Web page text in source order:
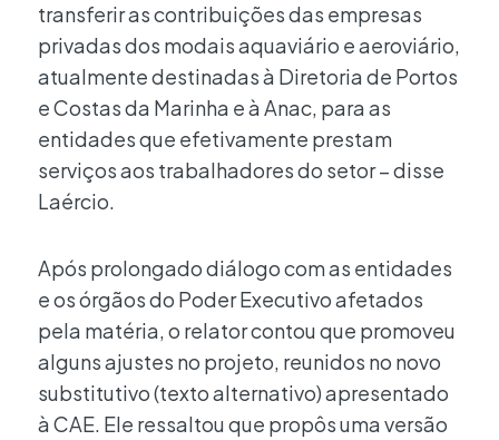
transferir as contribuições das empresas
privadas dos modais aquaviário e aeroviário,
atualmente destinadas à Diretoria de Portos
e Costas da Marinha e à Anac, para as
entidades que efetivamente prestam
serviços aos trabalhadores do setor – disse
Laércio.
Após prolongado diálogo com as entidades
e os órgãos do Poder Executivo afetados
pela matéria, o relator contou que promoveu
alguns ajustes no projeto, reunidos no novo
substitutivo (texto alternativo) apresentado
à CAE. Ele ressaltou que propôs uma versão